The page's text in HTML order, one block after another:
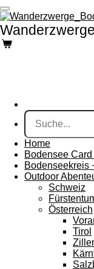
Zum
Hauptinhalt
springen
Home
Bodensee
Bodenseekreis
Outdoor
Schweiz
Österreich
Tirol